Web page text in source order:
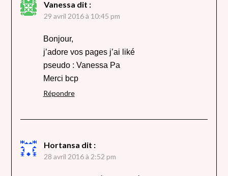
Vanessa dit :
29 avril 2016 à 10:45 pm
Bonjour,
j’adore vos pages j’ai liké
pseudo : Vanessa Pa
Merci bcp
Répondre
Hortansa dit :
28 avril 2016 à 2:52 pm